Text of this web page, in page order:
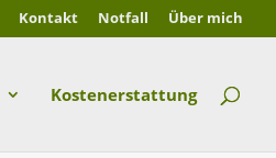
Kontakt Notfall Über mich
Kostenerstattung